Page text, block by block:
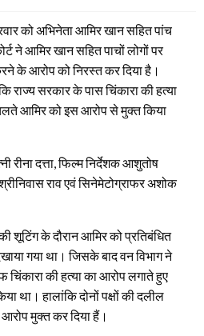
को अभिनेता आमिर खान सहित पांच
ने आमिर खान सहित पाचों लोगों पर
के आरोप को निरस्त कर दिया है।
राज्य सरकार के पास चिंकारा की हत्या
आमिर को इस आरोप से मुक्त किया
रीना दत्ता, फिल्म निर्देशक आशुतोष
श्रीनिवास राव एवं सिनेमेटोग्राफर अशोक
शूटिंग के दौरान आमिर को प्रतिबंधित
गया था। जिसके बाद वन विभाग ने
की हत्या का आरोप लगाते हुए
था। हालांकि दोनों पक्षों की दलील
मुक्त कर दिया हैं।